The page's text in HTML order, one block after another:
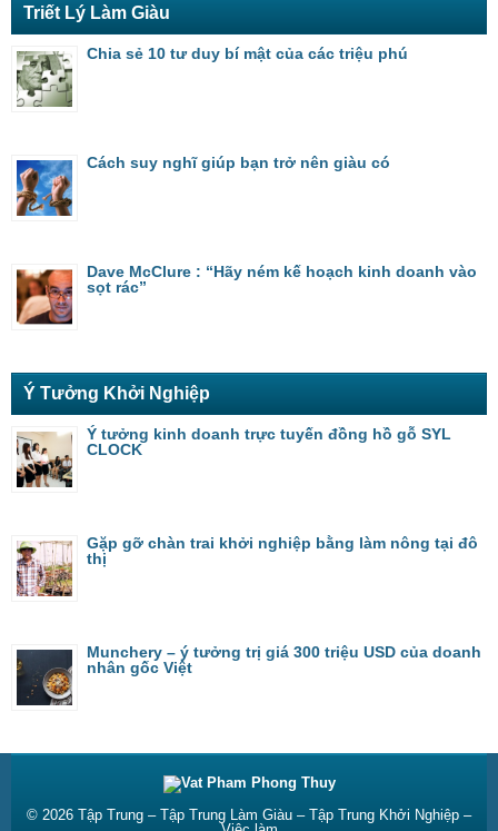
Triết Lý Làm Giàu
Chia sẻ 10 tư duy bí mật của các triệu phú
Cách suy nghĩ giúp bạn trở nên giàu có
Dave McClure : “Hãy ném kế hoạch kinh doanh vào
sọt rác”
Ý Tưởng Khởi Nghiệp
Ý tưởng kinh doanh trực tuyến đồng hồ gỗ SYL
CLOCK
Gặp gỡ chàn trai khởi nghiệp bằng làm nông tại đô
thị
Munchery – ý tưởng trị giá 300 triệu USD của doanh
nhân gốc Việt
© 2026 Tập Trung – Tập Trung Làm Giàu – Tập Trung Khởi Nghiệp –